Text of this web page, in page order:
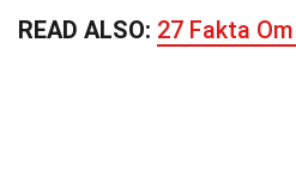
READ ALSO: 27 Fakta